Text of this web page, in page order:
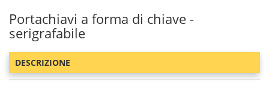
Portachiavi a forma di chiave -
serigrafabile
DESCRIZIONE